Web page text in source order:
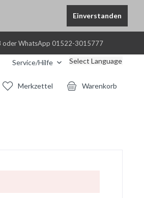
Einverstanden
oder WhatsApp 01522-3015777
Service/Hilfe Select Language
Warenkorb
Merkzettel